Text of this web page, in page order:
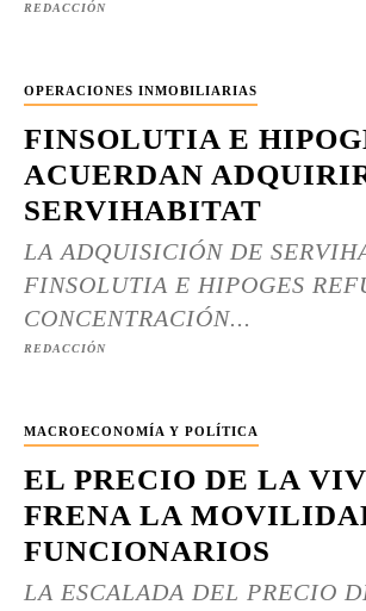
REDACCIÓN
OPERACIONES INMOBILIARIAS
FINSOLUTIA E
ACUERDAN
SERVIHABITAT
LA ADQUISICIÓN DE
FINSOLUTIA E HIPOGES
CONCENTRACIÓN...
REDACCIÓN
MACROECONOMÍA Y POLÍTICA
EL PRECIO DE LA
FRENA LA
FUNCIONARIOS
LA ESCALADA DEL PRECIO